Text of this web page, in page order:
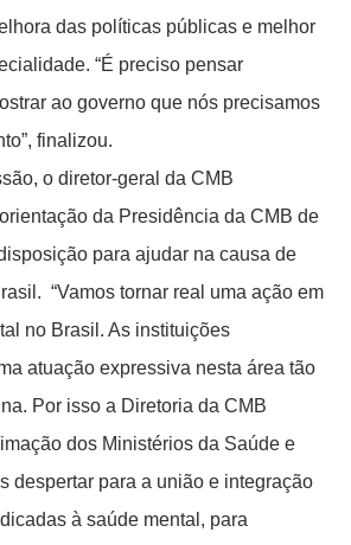
das políticas públicas e melhor
“É preciso pensar
ao governo que nós precisamos
finalizou.
o diretor-geral da CMB
da Presidência da CMB de
para ajudar na causa de
“Vamos tornar real uma ação em
no Brasil. As instituições
atuação expressiva nesta área tão
Por isso a Diretoria da CMB
dos Ministérios da Saúde e
despertar para a união e integração
à saúde mental, para